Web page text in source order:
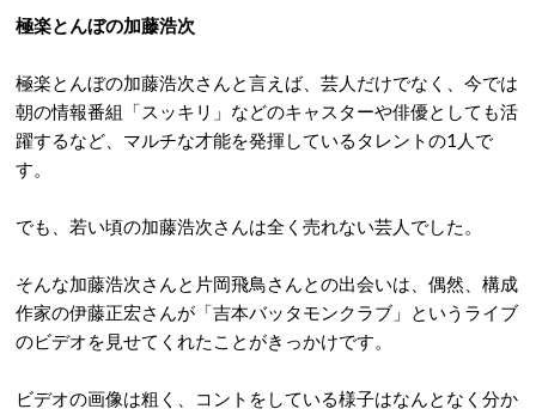
極楽とんぼの加藤浩次
極楽とんぼの加藤浩次さんと言えば、芸人だけでなく、今では
朝の情報番組「スッキリ」などのキャスターや俳優としても活
躍するなど、マルチな才能を発揮しているタレントの1人で
す。
でも、若い頃の加藤浩次さんは全く売れない芸人でした。
そんな加藤浩次さんと片岡飛鳥さんとの出会いは、偶然、構成
作家の伊藤正宏さんが「吉本バッタモンクラブ」というライブ
のビデオを見せてくれたことがきっかけです。
ビデオの画像は粗く、コントをしている様子はなんとなく分か